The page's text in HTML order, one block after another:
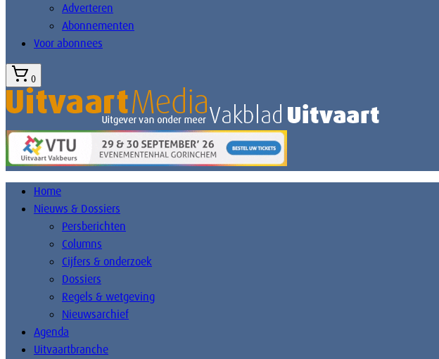
Adverteren
Abonnementen
Voor abonnees
0
Home
Nieuws & Dossiers
Persberichten
Columns
Cijfers & onderzoek
Dossiers
Regels & wetgeving
Nieuwsarchief
Agenda
Uitvaartbranche